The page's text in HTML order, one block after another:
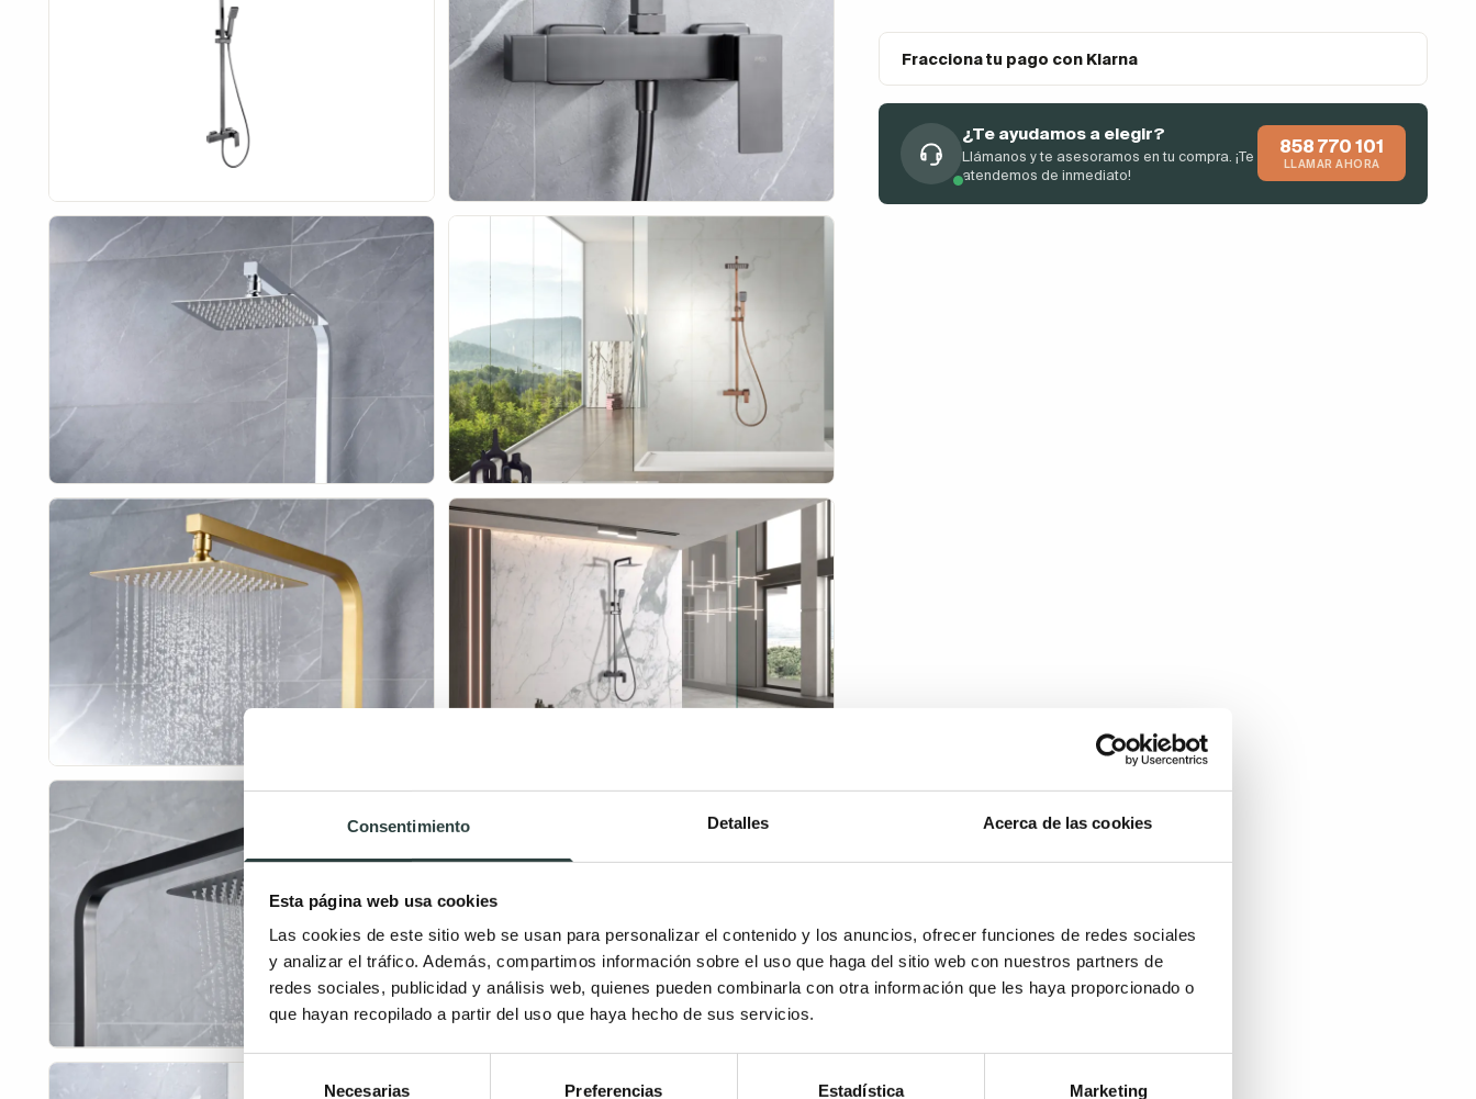
Consentimiento Detalles Acerca de las cookies
Esta página web usa cookies
Las cookies de este sitio web se usan para personalizar el contenido y los anuncios, ofrecer funciones de redes sociales
y analizar el tráfico. Además, compartimos información sobre el uso que haga del sitio web con nuestros partners de
redes sociales, publicidad y análisis web, quienes pueden combinarla con otra información que les haya proporcionado o
que hayan recopilado a partir del uso que haya hecho de sus servicios.
Selección
Necesarias Preferencias Estadística Marketing
Fracciona tu pago con Klarna
¿Te ayudamos a elegir?
Llámanos y te asesoramos en tu compra. ¡Te
atendemos de inmediato!
858 770 101
LLAMAR AHORA